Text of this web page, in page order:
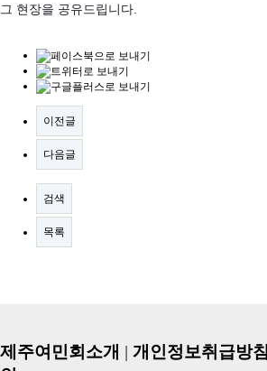
그 현장을 공유드립니다.
이전글
다음글
검색
목록
제주여민회소개 | 개인정보취급방침